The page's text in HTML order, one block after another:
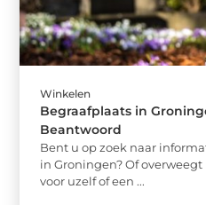
Winkelen
Begraafplaats in
Beantwoord
Bent u op zoek naar
in Groningen? Of
voor uzelf of een ...